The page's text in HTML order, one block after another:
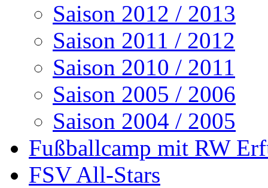
Saison 2012 / 2013
Saison 2011 / 2012
Saison 2010 / 2011
Saison 2005 / 2006
Saison 2004 / 2005
Fußballcamp mit RW
FSV All-Stars